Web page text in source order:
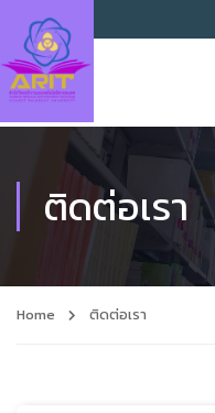
ติดต่อเรา
Home ติดต่อเรา